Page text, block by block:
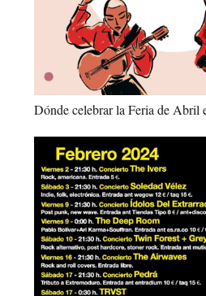
Dónde celebrar la Feria de Abril